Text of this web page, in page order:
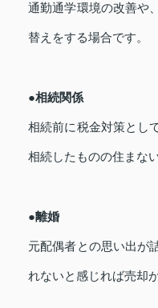
通勤通学環境の改善や
替えをする場合です。
●相続関係
相続前に税金対策とし
相続したものの住まな
●離婚
元配偶者との思い出が
れないと感じれば売却